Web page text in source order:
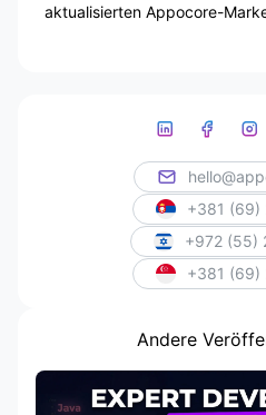
aktualisierten Appocore-
Andere
+381 (69)
+972 (55)
+381 (69)